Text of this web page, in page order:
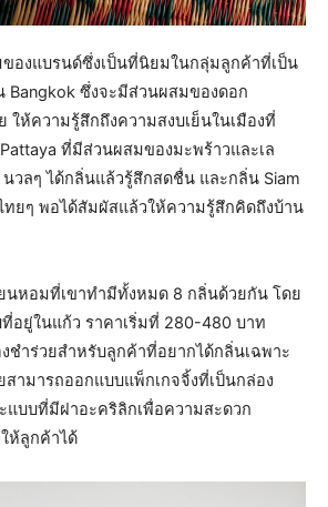
องแบรนด์ซึ่งเป็นที่นิยมในกลุ่มลูกค้าที่เป็น
Bangkok ซึ่งจะมีส่วนผสมของดอก
ให้ความรู้สึกถึงความสงบเย็นในเมืองที่
ที่มีส่วนผสมของมะพร้าวและเล
วลๆ ได้กลิ่นแล้วรู้สึกสดชื่น และกลิ่น Siam
ทยๆ พอได้สัมผัสแล้วให้ความรู้สึกคิดถึงบ้าน
นหอมที่เขาทำมีทั้งหมด 8 กลิ่นด้วยกัน โดย
อยู่ในแก้ว ราคาเริ่มที่ 280-480 บาท
ชำร่วยสำหรับลูกค้าที่อยากได้กลิ่นเฉพาะ
สามารถออกแบบแพ็กเกจจิ้งที่เป็นกล่อง
แบบที่มีฝาอะคริลิกเพื่อความสะดวก
ห้ลูกค้าได้